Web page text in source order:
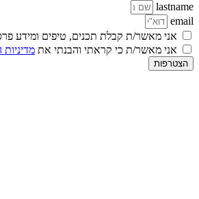
lastname
email
אני מאשר/ת קבלת תכנים, טיפים ומידע
אני מאשר/ת כי קראתי והבנתי את
הצטרפות